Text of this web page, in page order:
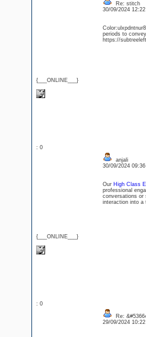
{___ONLINE___}
Re: stitch
30/09/2024
periods to
https://
: 0
{___ONLINE___}
anjali
30/09/2024
Our High Class
professional
conversations or
interaction into a
: 0
Re:
29/09/2024